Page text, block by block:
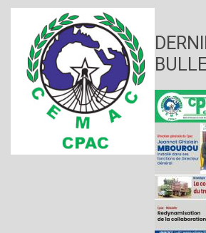
Genève,
du
1er
mai
2019